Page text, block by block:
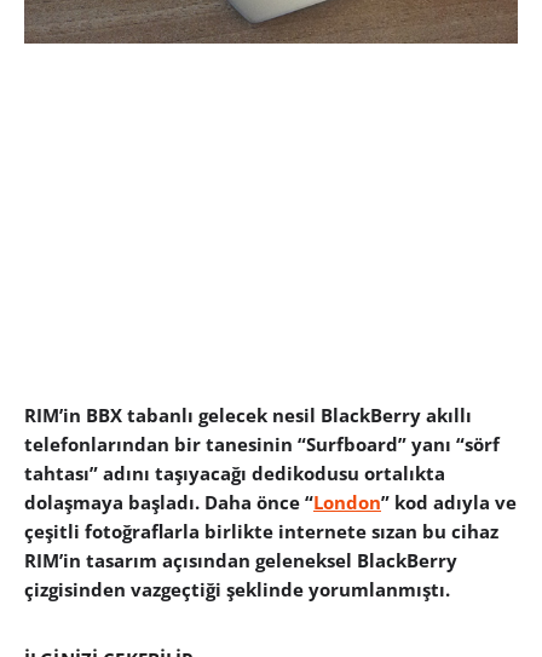
RIM’in BBX tabanlı gelecek nesil BlackBerry akıllı
telefonlarından bir tanesinin “Surfboard” yanı “sörf
tahtası” adını taşıyacağı dedikodusu ortalıkta
dolaşmaya başladı. Daha önce “London” kod adıyla ve
çeşitli fotoğraflarla birlikte internete sızan bu cihaz
RIM’in tasarım açısından geleneksel BlackBerry
çizgisinden vazgeçtiği şeklinde yorumlanmıştı.